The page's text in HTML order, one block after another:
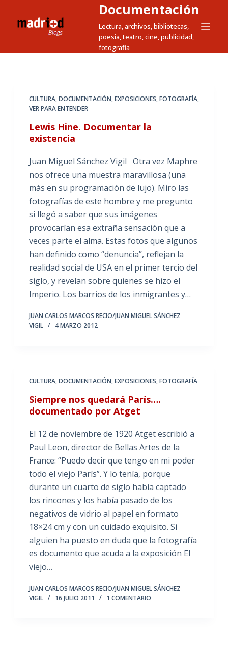
t
Documentación
Lectura, archivos, bibliotecas,
poesia, teatro, cine, publicidad,
fotografia
CULTURA,DOCUMENTACIÓN,EXPOSICIONES,FOTOGRAFÍA,
VER PARA ENTENDER
Lewis Hine. Documentar la
existencia
Juan Miguel Sánchez Vigil Otra vez Maphre
nos ofrece una muestra maravillosa (una
más en su programación de lujo). Miro las
fotografías de este hombre y me pregunto
si llegó a saber que sus imágenes
provocarían esa extraña sensación que a
veces parte el alma. Estas fotos que algunos
han definido como “denuncia”, reflejan la
realidad social de USA en el primer tercio del
siglo, y revelan sobre quienes se hizo el
Imperio. Los barrios de los inmigrantes y…
JUAN CARLOS MARCOS RECIO/JUAN MIGUEL SÁNCHEZ
VIGIL
4 MARZO 2012
CULTURA,DOCUMENTACIÓN,EXPOSICIONES,FOTOGRAFÍA
Siempre nos quedará París….
documentado por Atget
El 12 de noviembre de 1920 Atget escribió a
Paul Leon, director de Bellas Artes de la
France: “Puedo decir que tengo en mi poder
todo el viejo París”. Y lo tenía, porque
durante un cuarto de siglo había captado
los rincones y los había pasado de los
negativos de vidrio al papel en formato
18×24 cm y con un cuidado exquisito. Si
alguien ha puesto en duda que la fotografía
es documento que acuda a la exposición El
viejo…
JUAN CARLOS MARCOS RECIO/JUAN MIGUEL SÁNCHEZ
VIGIL
16 JULIO 2011 1 COMENTARIO